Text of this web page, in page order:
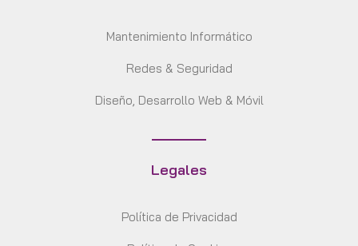
Mantenimiento Informático
Redes & Seguridad
Diseño, Desarrollo Web & Móvil
Legales
Política de Privacidad